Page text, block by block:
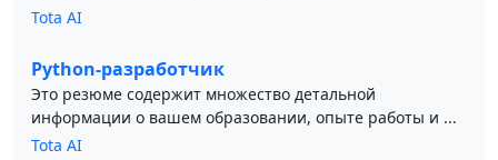
Tota AI
Python-разработчик
Это резюме содержит множество детальной
информации о вашем образовании, опыте работы и ...
Tota AI